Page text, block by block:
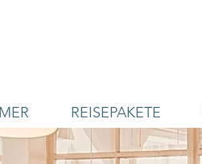
REISEPAKETE